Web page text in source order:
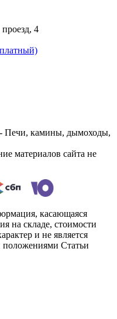
4
Печи, камины, дымоходы,
материалов сайта не
касающаяся
на складе, стоимости
и не является
положениями Статьи